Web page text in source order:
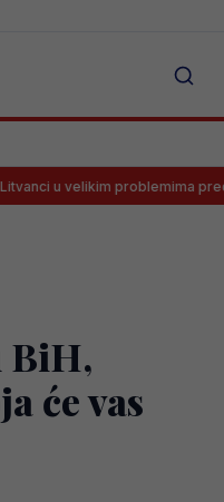
velikim problemima pred duel
BiH,
će vas